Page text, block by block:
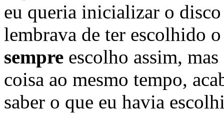
eu queria inicializar o
lembrava de ter escolhido
sempre escolho assim,
coisa ao mesmo tempo,
saber o que eu havia